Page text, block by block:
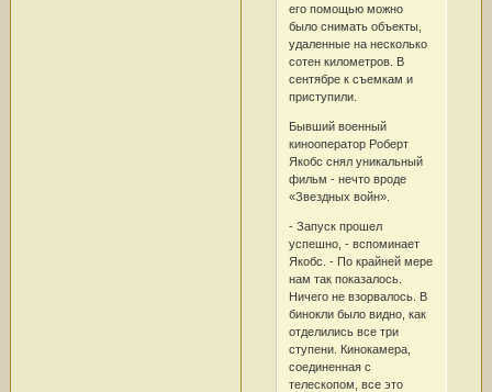
его помощью можно
было снимать объекты,
удаленные на несколько
сотен километров. В
сентябре к съемкам и
приступили.
Бывший военный
кинооператор Роберт
Якобс снял уникальный
фильм - нечто вроде
«Звездных войн».
- Запуск прошел
успешно, - вспоминает
Якобс. - По крайней мере
нам так показалось.
Ничего не взорвалось. В
бинокли было видно, как
отделились все три
ступени. Кинокамера,
соединенная с
телескопом, все это